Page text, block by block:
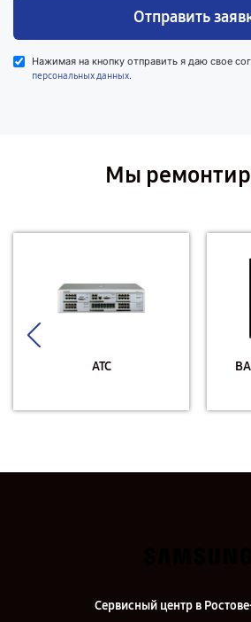
Отправить
Нажимая на кнопку отправить я даю свое
персональных данных.
Мы
АТС
Сервисный центр в